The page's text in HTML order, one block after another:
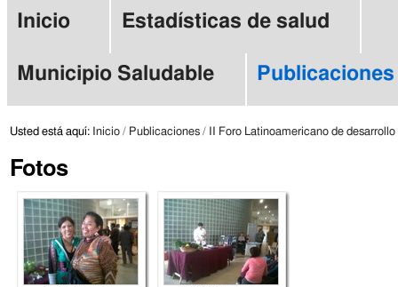
Cambiar
contenido.
Saltar
a
navegación
Herramientas
Secciones
Inicio Estadísticas de salud
Municipio Saludable Publicaciones
Usted está aquí: Inicio / Publicaciones / II Foro Latinoamericano de
Fotos